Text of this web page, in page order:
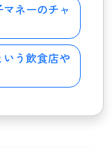
ネーのチャ
いう飲食店や